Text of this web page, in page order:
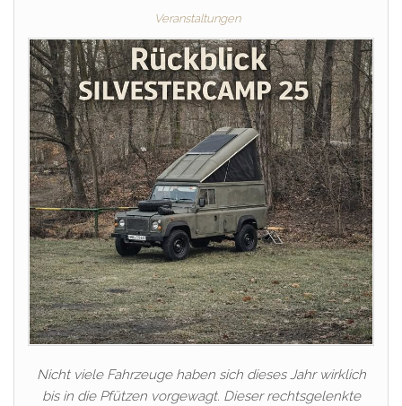
Veranstaltungen
Nicht viele Fahrzeuge haben sich dieses Jahr wirklich
bis in die Pfützen vorgewagt. Dieser rechtsgelenkte